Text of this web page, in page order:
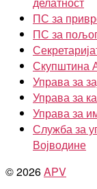
ПС за
ПС за
Скупштина
Управа за
Управа за
Управа за
Служба за
Војводине
© 2026APV